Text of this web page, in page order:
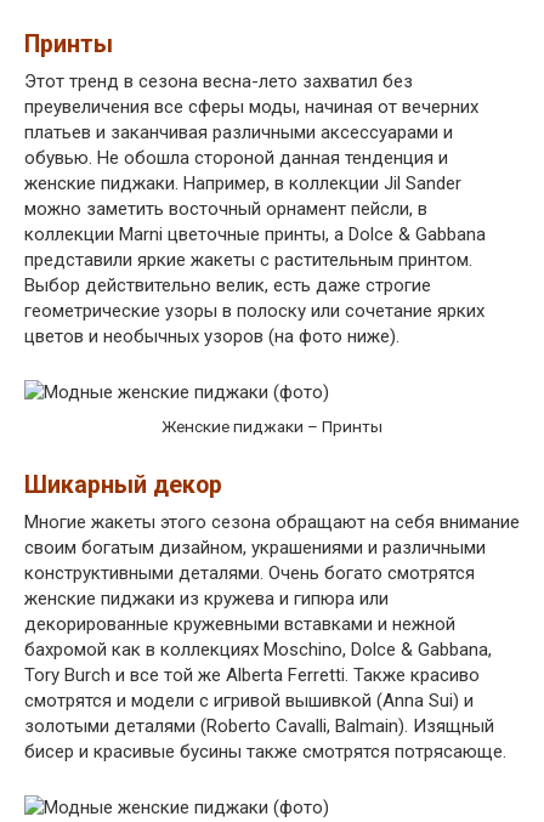
Принты
Этот тренд в сезона весна-лето захватил без
преувеличения все сферы моды, начиная от вечерних
платьев и заканчивая различными аксессуарами и
обувью. Не обошла стороной данная тенденция и
женские пиджаки. Например, в коллекции Jil Sander
можно заметить восточный орнамент пейсли, в
коллекции Marni цветочные принты, а Dolce & Gabbana
представили яркие жакеты с растительным принтом.
Выбор действительно велик, есть даже строгие
геометрические узоры в полоску или сочетание ярких
цветов и необычных узоров (на фото ниже).
Женские пиджаки – Принты
Шикарный декор
Многие жакеты этого сезона обращают на себя внимание
своим богатым дизайном, украшениями и различными
конструктивными деталями. Очень богато смотрятся
женские пиджаки из кружева и гипюра или
декорированные кружевными вставками и нежной
бахромой как в коллекциях Moschino, Dolce & Gabbana,
Tory Burch и все той же Alberta Ferretti. Также красиво
смотрятся и модели с игривой вышивкой (Anna Sui) и
золотыми деталями (Roberto Cavalli, Balmain). Изящный
бисер и красивые бусины также смотрятся потрясающе.